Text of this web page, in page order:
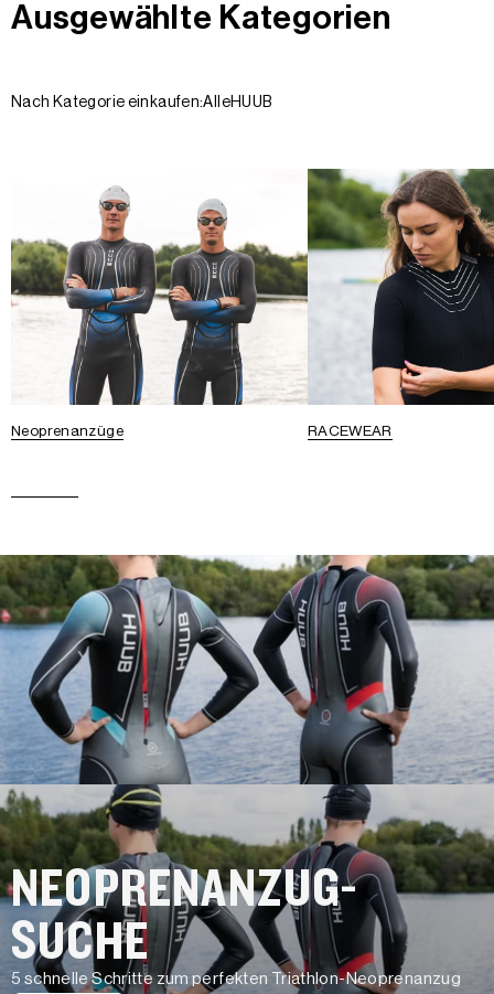
Ausgewählte Kategorien
Nach Kategorie einkaufen:AlleHUUB
Neoprenanzüge RACEWEAR
NEOPRENANZUG-
SUCHE
5 schnelle Schritte zum perfekten Triathlon-Neoprenanzug